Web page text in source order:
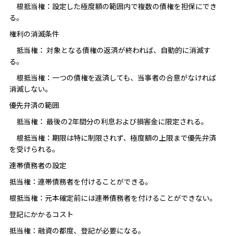
根抵当権：設定した極度額の範囲内で複数の債権を担保にでき
る。
権利の消滅条件
抵当権： 対象となる債権の返済が終われば、自動的に消滅す
る。
根抵当権：一つの債権を返済しても、当事者の合意がなければ
消滅しない。
優先弁済の範囲
抵当権： 最後の2年間分の利息および損害金に限定される。
根抵当権：期限は特に制限されず、極度額の上限まで優先弁済
を受けられる。
連帯債務者の設定
抵当権：連帯債務者を付けることができる。
根抵当権：元本確定前には連帯債務者を付けることができない。
登記にかかるコスト
抵当権：融資の都度、登記が必要になる。